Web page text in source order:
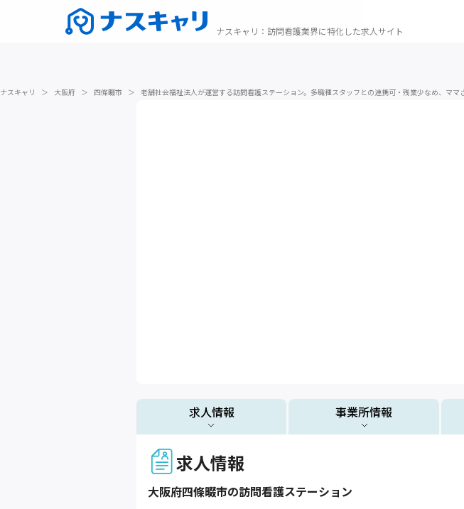
ナスキャリ ： 訪問看護業界に特化した求人サイト
ナスキャリ ＞ 大阪府 ＞ 四條畷市 ＞ 老舗社会福祉法人が運営する訪問看護ステーション。多職種スタッフとの連携可・残業少なめ、ママ
求人情報 事業所情報
求人情報
大阪府四條畷市の訪問看護ステーション